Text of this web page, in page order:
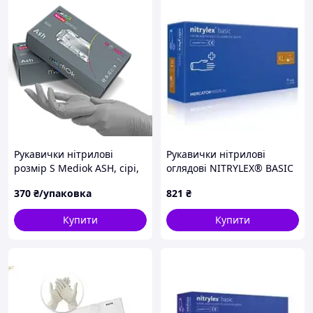
Рукавички нітрилові
розмір S Mediok ASH, сірі,
370 ₴/упаковка
Купити
Рукавички нітрилові
оглядові NITRYLEX® BASIC
розмір XL 50 пар/пач blue
RD30105005 - 2 шт.
821 ₴
Купити